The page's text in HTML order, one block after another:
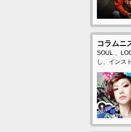
コラムニ
SOUL 、
し、インス